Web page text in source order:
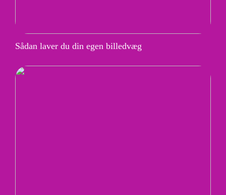
Sådan laver du din egen billedvæg